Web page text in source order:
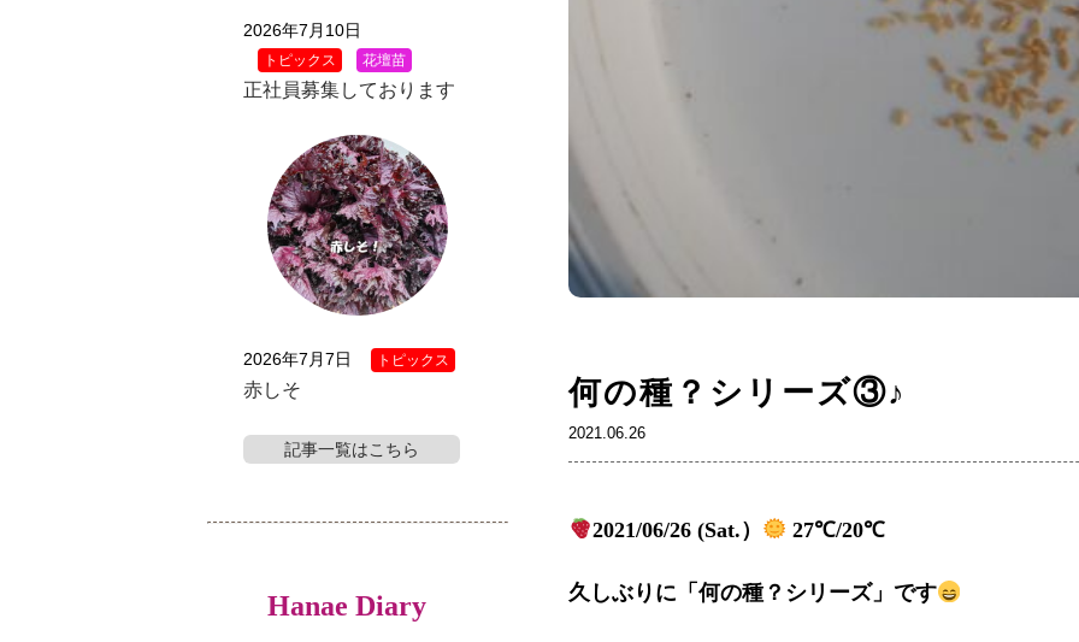
何の種？シリーズ③♪
2021.06.26
2021/06/26 (Sat.） 27℃/20℃
久しぶりに「何の種？シリーズ」です
2026年7月10日
トピックス 花壇苗
正社員募集しております
2026年7月7日 トピックス
赤しそ
記事一覧はこちら
Hanae Diary